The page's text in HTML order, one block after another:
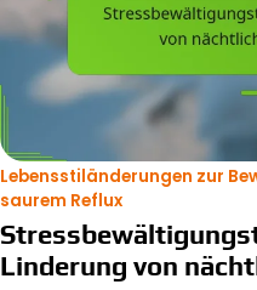
Lebensstiländerungen zur
saurem Reflux
Linderung von